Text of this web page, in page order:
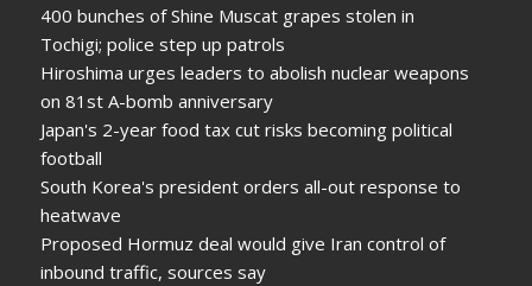
400 bunches of Shine Muscat grapes stolen in
Tochigi; police step up patrols
Hiroshima urges leaders to abolish nuclear weapons
on 81st A-bomb anniversary
Japan's 2-year food tax cut risks becoming political
football
South Korea's president orders all-out response to
heatwave
Proposed Hormuz deal would give Iran control of
inbound traffic, sources say